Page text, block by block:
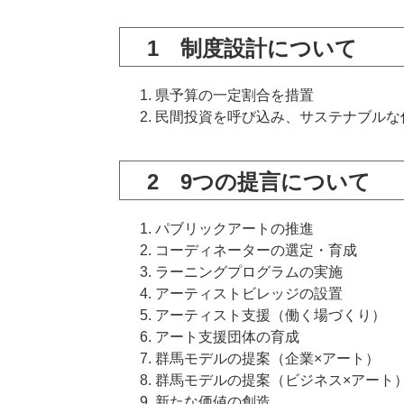
1 制度設計について
県予算の一定割合を措置
民間投資を呼び込み、サステナブル
2 9つの提言について
パブリックアートの推進
コーディネーターの選定・育成
ラーニングプログラムの実施
アーティストビレッジの設置
アーティスト支援（働く場づくり）
アート支援団体の育成
群馬モデルの提案（企業×アート）
群馬モデルの提案（ビジネス×アート）